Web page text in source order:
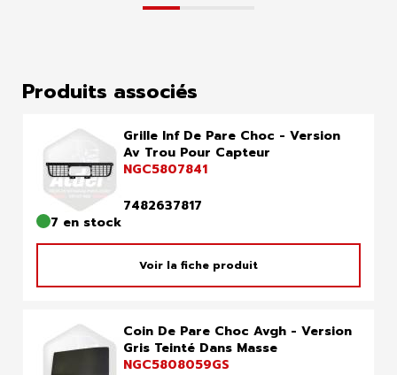
Produits associés
Grille Inf De Pare Choc - Version
Av Trou Pour Capteur
NGC5807841
7482637817
7 en stock
Voir la fiche produit
Coin De Pare Choc Avgh - Version
Gris Teinté Dans Masse
NGC5808059GS